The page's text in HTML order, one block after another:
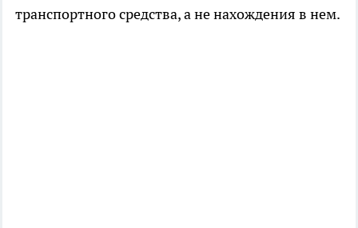
транспортного средства, а не нахождения в нем.